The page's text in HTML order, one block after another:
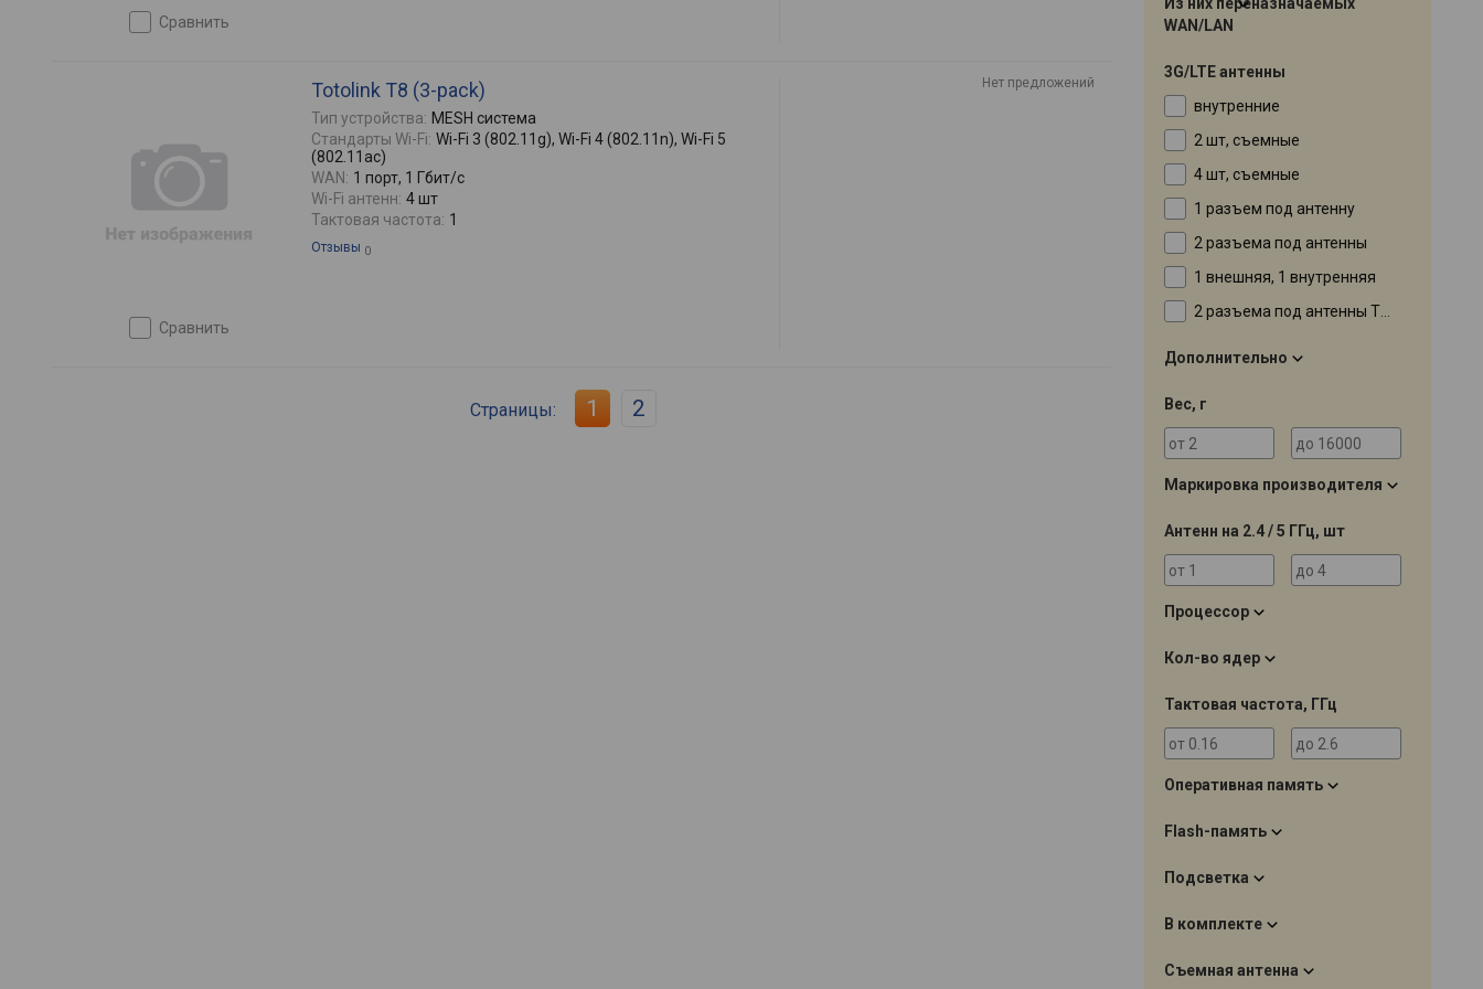
сравнить
сравнить
Totolink T8 (3-pack)
Тип устройства: MESH система
Стандарты Wi-Fi: Wi-Fi 3 (802.11g), Wi-Fi 4 (802.11n), Wi-Fi 5
(802.11ac)
WAN: 1 порт, 1 Гбит/с
Wi-Fi антенн: 4 шт
Тактовая частота: 1
Отзывы 0
Нет предложений
Страницы: 1 2
WAN/LAN
3G/LTE антенны
внутренние
2 шт, съемные
4 шт, съемные
1 разъем под антенну
2 разъема под антенны
1 внешняя, 1 внутренняя
2 разъема под антенны TS9
Дополнительно
Вес, г
Маркировка производителя
Антенн на 2.4 / 5 ГГц, шт
Процессор
Кол-во ядер
Тактовая частота, ГГц
Оперативная память
Flash-память
Подсветка
В комплекте
Съемная антенна